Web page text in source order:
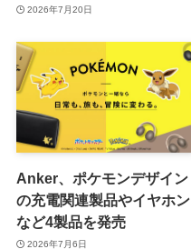
販売するセールを開催中
2026年7月20日
Anker、ポケモンデザイン
の充電関連製品やイヤホン
など4製品を発売
2026年7月6日